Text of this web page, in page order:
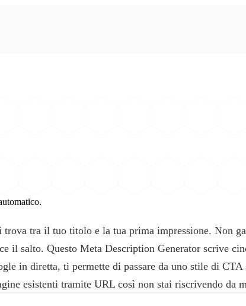
trova tra il tuo titolo e la tua prima impressione. Non
il salto. Questo Meta Description Generator scrive
in diretta, ti permette di passare da uno stile di CTA
esistenti tramite URL così non stai riscrivendo da